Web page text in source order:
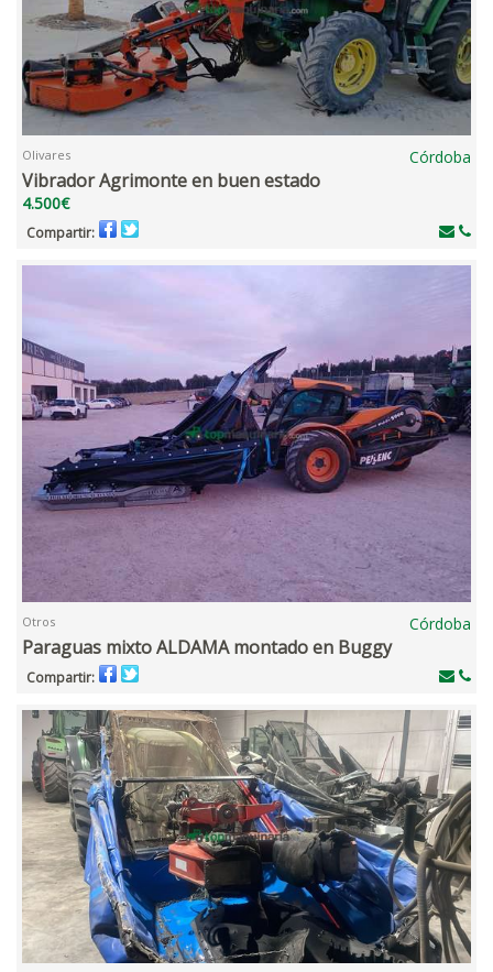
Olivares Córdoba
Vibrador Agrimonte en buen estado
4.500€
Compartir:
Otros Córdoba
Paraguas mixto ALDAMA montado en Buggy
Compartir: